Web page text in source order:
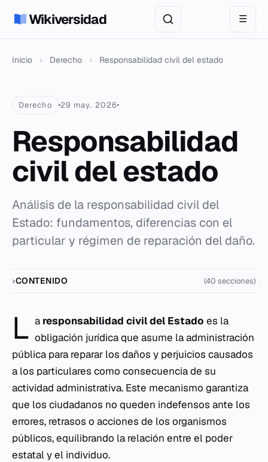
Wikiversidad ☰
Inicio › Derecho › Responsabilidad civil del estado
Derecho 29 may. 2026
Responsabilidad
civil del estado
Análisis de la responsabilidad civil del
Estado: fundamentos, diferencias con el
particular y régimen de reparación del daño.
CONTENIDO (40 secciones)
L a responsabilidad civil del Estado es la
obligación jurídica que asume la administración
pública para reparar los daños y perjuicios causados
a los particulares como consecuencia de su
actividad administrativa. Este mecanismo garantiza
que los ciudadanos no queden indefensos ante los
errores, retrasos o acciones de los organismos
públicos, equilibrando la relación entre el poder
estatal y el individuo.